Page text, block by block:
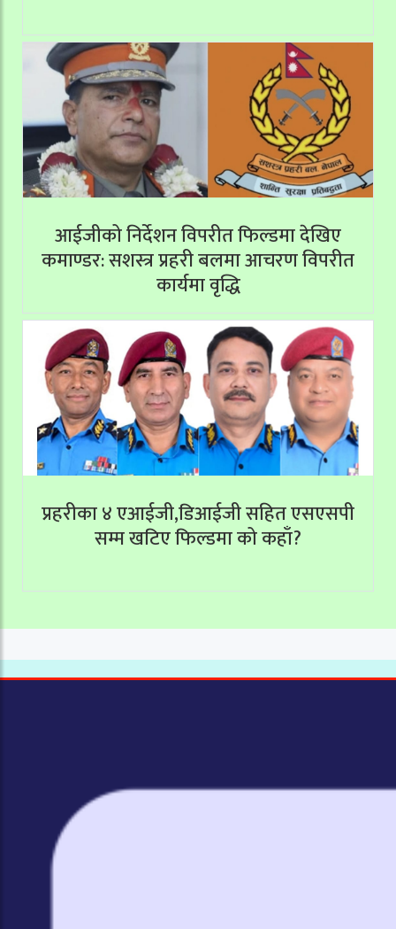
आईजीको निर्देशन विपरीत फिल्डमा देखिए
कमाण्डर: सशस्त्र प्रहरी बलमा आचरण विपरीत
कार्यमा वृद्धि
प्रहरीका ४ एआईजी,डिआईजी सहित एसएसपी
सम्म खटिए फिल्डमा को कहाँ?